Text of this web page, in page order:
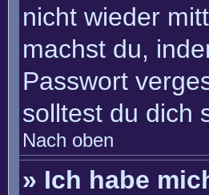
nicht wieder
machst du,
Passwort
solltest du dich
Nach oben
» Ich habe